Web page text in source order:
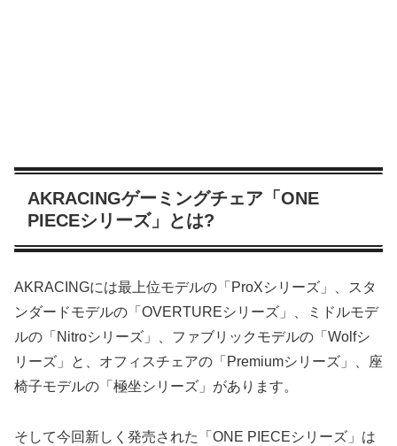
AKRACINGゲーミングチェア「ONE
PIECEシリーズ」とは?
AKRACINGには最上位モデルの「ProXシリーズ」、スタ
ンダードモデルの「OVERTUREシリーズ」、ミドルモデ
ルの「Nitroシリーズ」、ファブリックモデルの「Wolfシ
リーズ」と、オフィスチェアの「Premiumシリーズ」、座
椅子モデルの「極坐シリーズ」があります。
そして今回新しく発売された「ONE PIECEシリーズ」は